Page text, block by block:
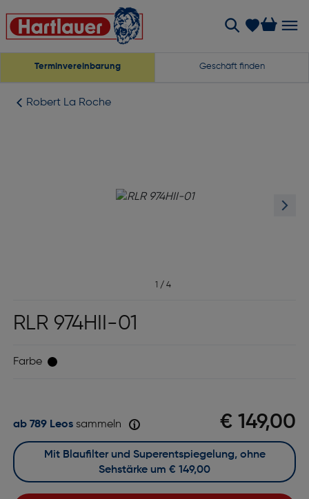
Terminvereinbarung Geschäft finden
Robert La Roche
1 / 4
RLR 974HII-01
Farbe
€ 149,00
ab 789 Leossammeln
Mit Blaufilter und Superentspiegelung, ohne
Sehstärke um € 149,00